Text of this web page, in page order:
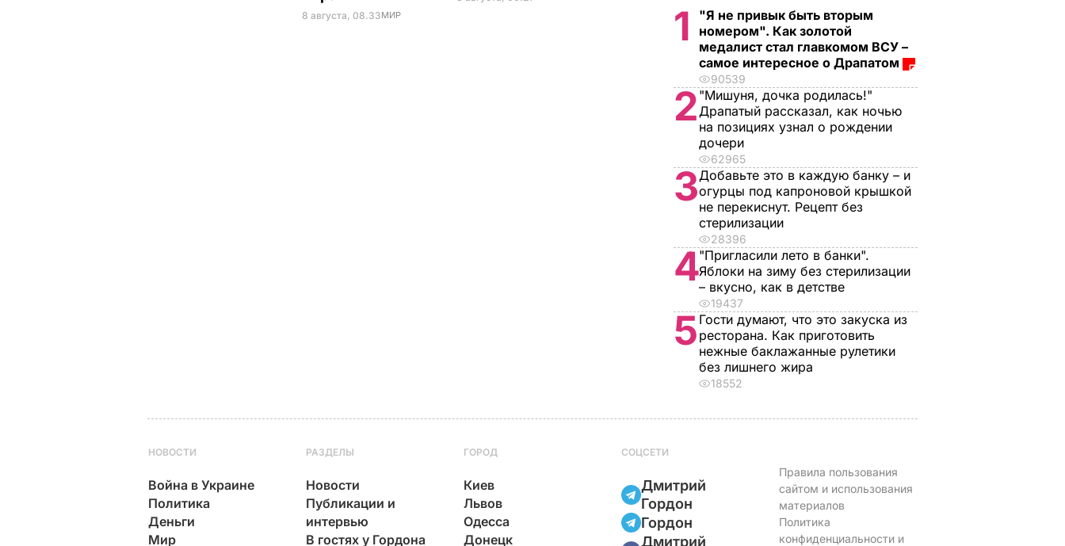
8 августа, 08.33МИР 1
"Я не привык быть вторым
номером". Как золотой
медалист стал главкомом ВСУ –
самое интересное о Драпатом
90539
2 "Мишуня, дочка родилась!"
Драпатый рассказал, как ночью
на позициях узнал о рождении
дочери
62965
3Добавьте это в каждую банку – и
огурцы под капроновой крышкой
не перекиснут. Рецепт без
стерилизации
28396
4"Пригласили лето в банки".
Яблоки на зиму без стерилизации
– вкусно, как в детстве
19437
5 Гости думают, что это закуска из
ресторана. Как приготовить
нежные баклажанные рулетики
без лишнего жира
18552
НОВОСТИ
Война в Украине
Политика
Деньги
Мир
РАЗДЕЛЫ
Новости
Публикации и
интервью
В гостях у Гордона
ГОРОД
Киев
Львов
Одесса
Донецк
СОЦСЕТИ
Дмитрий
Гордон
Гордон
Дмитрий
Правила пользования
сайтом и использования
материалов
Политика
конфиденциальности и